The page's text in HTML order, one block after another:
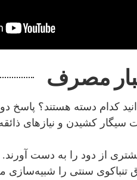
سنتی را شبیه‌سازی